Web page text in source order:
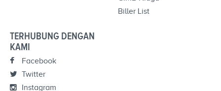
Biller List
TERHUBUNG DENGAN
KAMI
Facebook
Twitter
Instagram